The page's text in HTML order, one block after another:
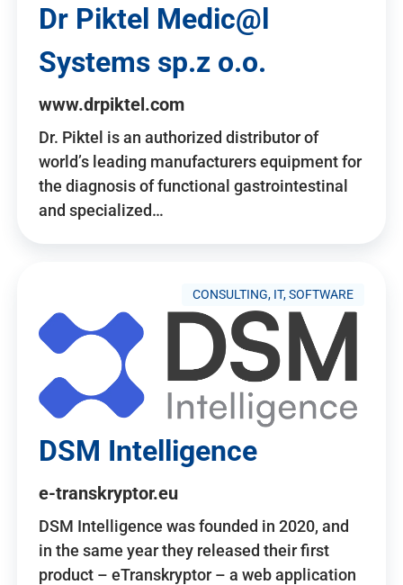
Dr Piktel Medic@l
Systems sp.z o.o.
www.drpiktel.com
Dr. Piktel is an authorized distributor of
world’s leading manufacturers equipment for
the diagnosis of functional gastrointestinal
and specialized…
CONSULTING, IT, SOFTWARE
DSM Intelligence
e-transkryptor.eu
DSM Intelligence was founded in 2020, and
in the same year they released their first
product – eTranskryptor – a web application